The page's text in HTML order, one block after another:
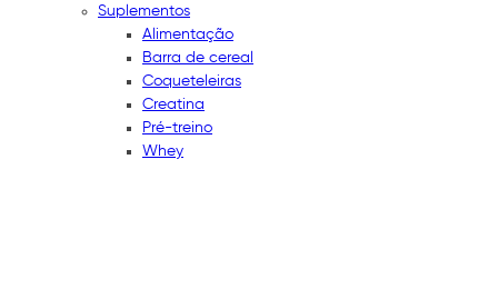
Suplementos
Alimentação
Barra de cereal
Coqueteleiras
Creatina
Pré-treino
Whey